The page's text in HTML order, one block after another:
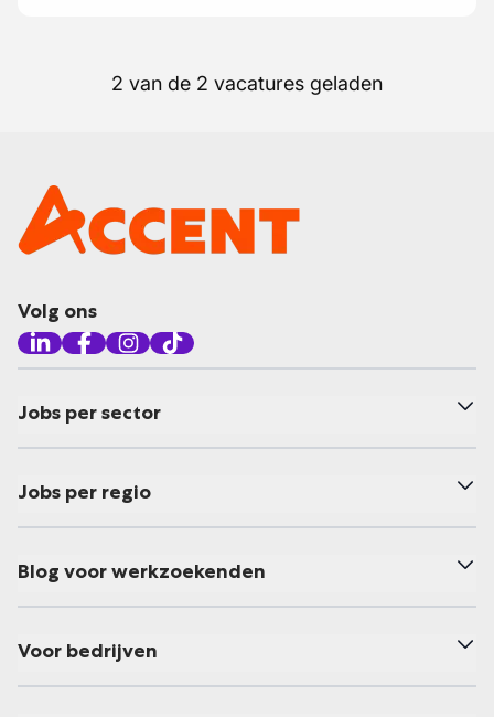
2 van de 2 vacatures geladen
Volg ons
Jobs per sector
Jobs per regio
Blog voor werkzoekenden
Voor bedrijven